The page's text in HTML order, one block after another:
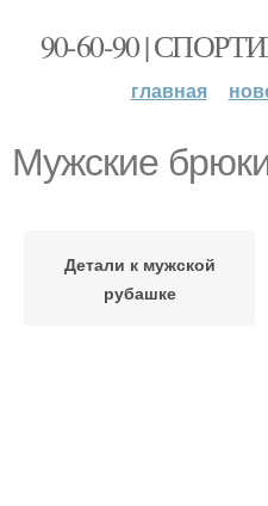
90-60-90 |
главная
Мужские
Детали к мужской
рубашке